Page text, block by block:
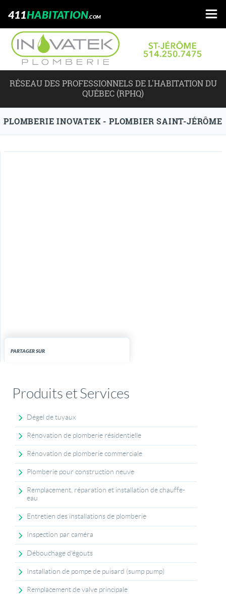
411HABITATION.COM
RÉSEAU DES PROFESSIONNELS DE L'HABITATION DU
QUÉBEC (RPHQ)
PLOMBERIE INOVATEK - PLOMBIER SAINT-JÉRÔME
PARTAGER SUR
Produits et Services
Dégel de tuyaux
Rénovation de plomberie résidentielle
Rénovation de plomberie commerciale
Plomberie pour construction neuve
Remplacement, réparation et installation de chauffe-
eau
Entretien des installations de plomberie
Inspection par caméra
Débouchage d'égouts
Installation de pompe de puisard (sump pump)
Remplacement de valve principale